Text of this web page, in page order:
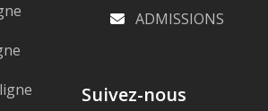
ADMISSIONS
Suivez-nous